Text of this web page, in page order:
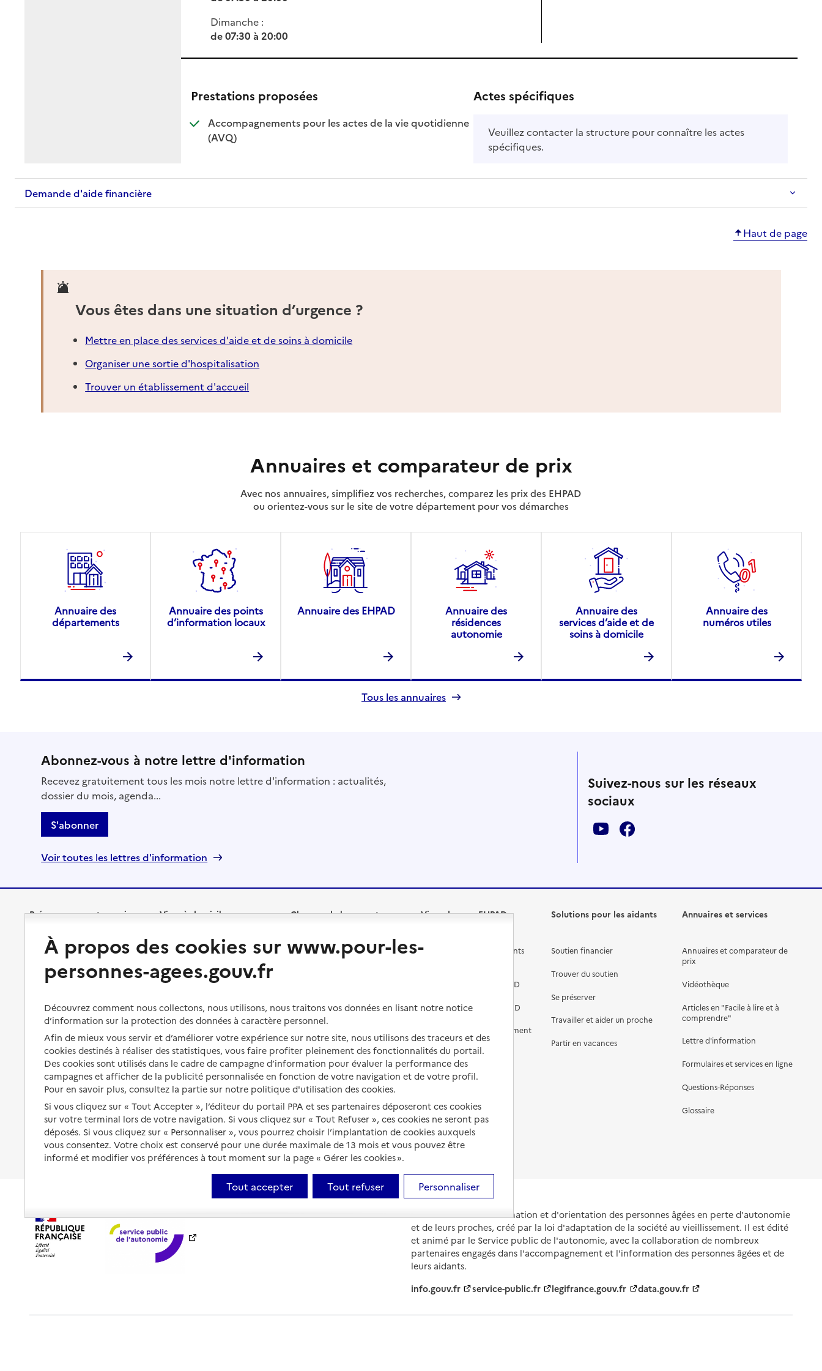
Dimanche :
de 07:30 à 20:00
Prestations proposées
Accompagnements pour les actes de la vie quotidienne
(AVQ)
: disponible
: non disponible
Actes spécifiques
Veuillez contacter la structure pour connaître les actes
spécifiques.
Demande d'aide financière
Haut de page
Vous êtes dans une situation d’urgence ?
Mettre en place des services d'aide et de soins à domicile
Organiser une sortie d'hospitalisation
Trouver un établissement d'accueil
Annuaires et comparateur de prix
Avec nos annuaires, simplifiez vos recherches, comparez les prix des EHPAD
ou orientez-vous sur le site de votre département pour vos démarches
Annuaire des
départements
Annuaire des points
d’information locaux
Annuaire des EHPAD
Annuaire des
résidences
autonomie
Annuaire des
services d’aide et de
soins à domicile
Annuaire des
numéros utiles
Tous les annuaires
Abonnez-vous à notre lettre d'information
Recevez gratuitement tous les mois notre lettre d'information : actualités,
dossier du mois, agenda...
S'abonner
Voir toutes les lettres d'information
Suivez-nous sur les réseaux
sociaux
Préserver son autonomie
Perte d'autonomie : évaluation
Aménager son logement et
Préserver son autonomie et sa
Organiser à l'avance sa propre
protection
Les mesures de protection
Les obligations de la famille
À qui s’adresser ?
Les politiques du grand âge
Vivre à domicile
Bénéficier d'aide à domicile
Bénéficier de soins à domicile
Solutions d'accueil temporaire
Partager son logement
Vivre à domicile avec une
maladie ou un handicap
Fin de vie à domicile
Changer de logement
Les questions à se poser
Vivre chez un proche
Autres solutions de logement
Vivre dans un EHPAD
Les différents établissements
Préparer l'entrée en EHPAD
Aides financières en EHPAD
Prévention, accompagnement
et soins
Comprendre les prix en
EHPAD
Fin de vie en EHPAD
Solutions pour les aidants
Soutien financier
Trouver du soutien
Se préserver
Travailler et aider un proche
Partir en vacances
Annuaires et services
Annuaires et comparateur de
prix
Vidéothèque
Articles en "Facile à lire et à
comprendre"
Lettre d'information
Formulaires et services en ligne
Questions-Réponses
Glossaire
Portail national d'information et d'orientation des personnes âgées en perte d'autonomie
et de leurs proches, créé par la loi d'adaptation de la société au vieillissement. Il est édité
et animé par le Service public de l'autonomie, avec la collaboration de nombreux
partenaires engagés dans l'accompagnement et l'information des personnes âgées et de
leurs aidants.
info.gouv.fr
service-public.fr legifrance.gouv.fr data.gouv.fr
À propos des cookies sur www.pour-les-
personnes-agees.gouv.fr
Découvrez comment nous collectons, nous utilisons, nous traitons vos données en lisant notre notice
d’information sur la protection des données à caractère personnel.
Afin de mieux vous servir et d’améliorer votre expérience sur notre site, nous utilisons des traceurs et des
cookies destinés à réaliser des statistiques, vous faire profiter pleinement des fonctionnalités du portail.
Des cookies sont utilisés dans le cadre de campagne d’information pour évaluer la performance des
campagnes et afficher de la publicité personnalisée en fonction de votre navigation et de votre profil.
Pour en savoir plus, consultez la partie sur notre politique d'utilisation des cookies.
Si vous cliquez sur « Tout Accepter », l’éditeur du portail PPA et ses partenaires déposeront ces cookies
sur votre terminal lors de votre navigation. Si vous cliquez sur « Tout Refuser », ces cookies ne seront pas
déposés. Si vous cliquez sur « Personnaliser », vous pourrez choisir l’implantation de cookies auxquels
vous consentez. Votre choix est conservé pour une durée maximale de 13 mois et vous pouvez être
informé et modifier vos préférences à tout moment sur la page « Gérer les cookies ».
Tout accepter Tout refuser Personnaliser